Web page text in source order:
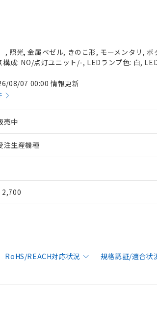
照光, 金属ベゼル, きのこ形, モーメンタリ, ボ
成: NO/点灯ユニット/-, LEDランプ色: 白,
08/07 00:00 情報更新
売中
注生産機種
2,700
RoHS/REACH対応状況 規格認証/適合状